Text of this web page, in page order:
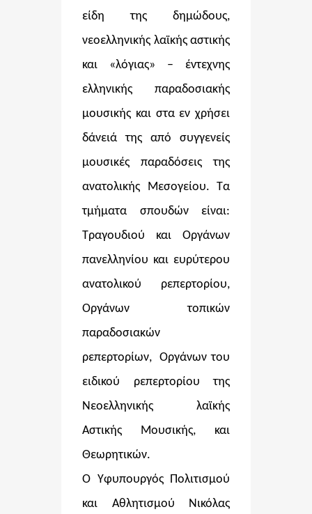
είδη της δημώδους,
νεοελληνικής λαϊκής αστικής
και «λόγιας» – έντεχνης
ελληνικής παραδοσιακής
μουσικής και στα εν χρήσει
δάνειά της από συγγενείς
μουσικές παραδόσεις της
ανατολικής Μεσογείου. Τα
τμήματα σπουδών είναι:
Τραγουδιού και Οργάνων
πανελληνίου και ευρύτερου
ανατολικού ρεπερτορίου,
Οργάνων τοπικών
παραδοσιακών
ρεπερτορίων, Οργάνων του
ειδικού ρεπερτορίου της
Νεοελληνικής λαϊκής
Αστικής Μουσικής, και
Θεωρητικών.
Ο Υφυπουργός Πολιτισμού
και Αθλητισμού Νικόλας